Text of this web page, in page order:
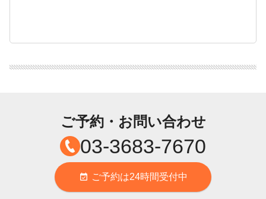
ご予約・お問い合わせ
03-3683-7670
event_available ご予約は24時間受付中